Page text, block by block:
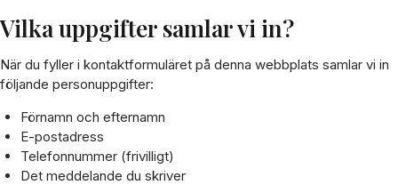
Vilka uppgifter samlar vi in?
När du fyller i kontaktformuläret på denna webbplats samlar vi in
följande personuppgifter:
Förnamn och efternamn
E-postadress
Telefonnummer (frivilligt)
Det meddelande du skriver